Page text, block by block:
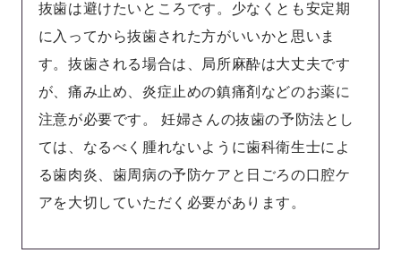
抜歯は避けたいところです。少なくとも安定期
に入ってから抜歯された方がいいかと思いま
す。抜歯される場合は、局所麻酔は大丈夫です
が、痛み止め、炎症止めの鎮痛剤などのお薬に
注意が必要です。 妊婦さんの抜歯の予防法とし
ては、なるべく腫れないように歯科衛生士によ
る歯肉炎、歯周病の予防ケアと日ごろの口腔ケ
アを大切していただく必要があります。